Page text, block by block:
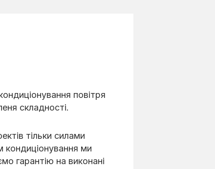
повітря
складності.
тільки силами
кондиціонування ми
гарантію на виконані